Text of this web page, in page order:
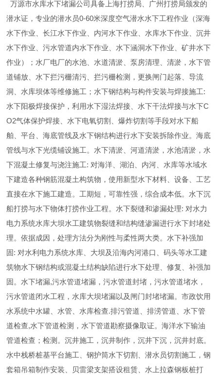
万源市水库水下堵漏公司具备上海打捞局、广州打捞局颁发的
潜水证，专业的潜水员0-60米深度空气潜水水下工程作业（深海
水下作业、长江水下作业、内河水下作业、水库水下作业、沉井
水下作业、污水管道内水下作业、水下涵洞水下作业、矿井水下
作业）；水厂电厂的水池、水道清淤、泵房清理、清淤，水下管
道铺放、水下拦污栅清污、拦污栅检测，更换闸门起落、导流
洞、水库坝体等维修施工；水下钢结构与构件安装与焊接施工:
水下阳极焊接保护，利用水下湿法焊接、水下干法焊接与水下C
O2气体保护焊接、水下电氧切割、爆炸切割等手段对水下船
舶、平台、海底管线及水下钢结构进行水下安装拆除作业。海底
管线与水下光缆铺设施工。水下清淤、河道清淤，水池清淤，水
下混凝土修复与浇注施工: 对海洋、湖泊、内河、水库等水域水
下建造各种钢筋混凝土构筑物，使用新型水下材料、设备、工艺
直接在水下施工建造。工期短，可靠性强，综合成本低。水下沉
船打捞与水下物体打捞作业工程。水下裂缝和渗漏处理: 对水力
电力系统水库大坝水工建筑物裂缝和结构缝渗漏进行水下封堵处
理。依据成因，处理方法分为刚性与柔性两大类。水下补强加
固: 对水利电力系统水库、大坝及沿海内河港口、码头等水工建
筑物水下钢结构或混凝土结构缺陷进行水下处理、修复、补强加
固。水下堵漏,污水管道堵漏，污水管道封堵，污水管道堵水，
污水管道闭水工程，水库大坝堵漏以及闸门封堵堵漏。市政饮用
水系统中水罐、水管、水库检查.排污管道、排涝管道、水下管
道检查,水下管道检测，水下管道勘察摄像取证。海洋水下输油
管道检查；检测。沉井施工，沉井制作，沉井下沉，沉井封底。
水中栈桥桩基平台施工、钢护筒水下切割、潜水员切割施工，钢
套箱吊箱制作安装、贝雷梁支架搭设租赁、水上拉森钢板桩打